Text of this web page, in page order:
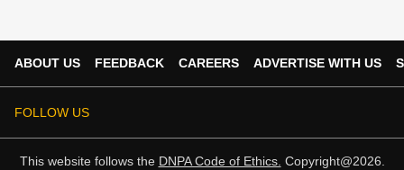
ABOUT US FEEDBACK CAREERS ADVERTISE WITH US
FOLLOW US
This website follows the DNPA Code of Ethics. Copyright@2026.